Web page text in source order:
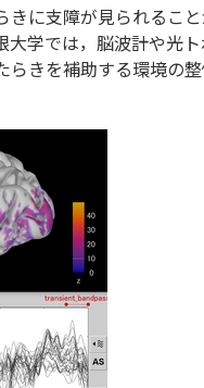
に支障が見られるこ
学では，脳波計や光
きを補助する環境の